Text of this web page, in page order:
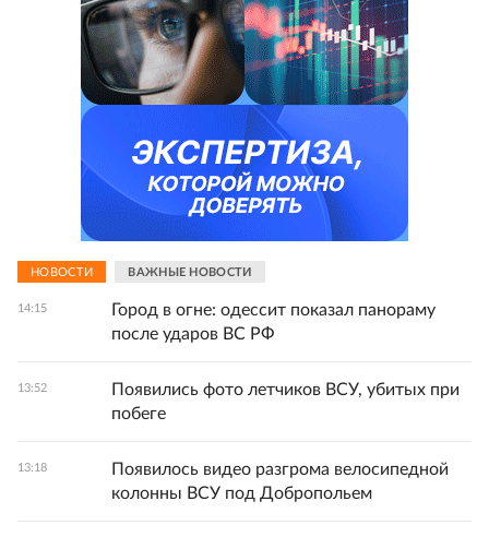
НОВОСТИ ВАЖНЫЕ НОВОСТИ
14:15
Город в огне: одессит показал панораму
после ударов ВС РФ
13:52
Появились фото летчиков ВСУ, убитых при
побеге
13:18
Появилось видео разгрома велосипедной
колонны ВСУ под Добропольем